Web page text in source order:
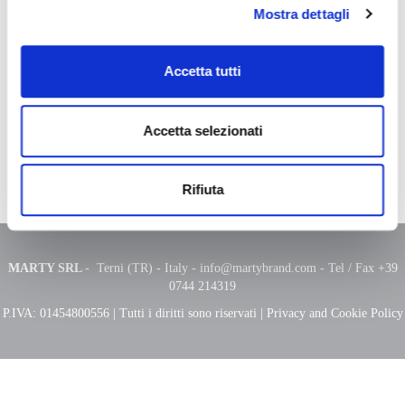
Mostra dettagli
Accetta tutti
Accetta selezionati
Rifiuta
Grasso per cuoio bianco con olio di jojoba
Mantiene e garantisce la giusta elasticità del cuoio da selleria,
Applicare con un panno morbido o una spugna sulle
particolarmente usurati applicare una quantità abbondante di
MARTY SRL - Terni (TR) - Italy - info@martybrand.com- Tel / Fax +39
0744 214319
P.IVA: 01454800556 | Tutti i diritti sono riservati | Privacy and Cookie Policy